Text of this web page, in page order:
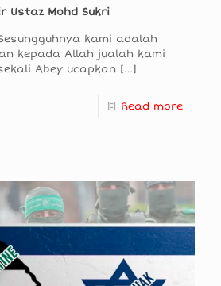
Ustaz Mohd Sukri
kepada Allah jualah kami
Abey ucapkan […]
Read more